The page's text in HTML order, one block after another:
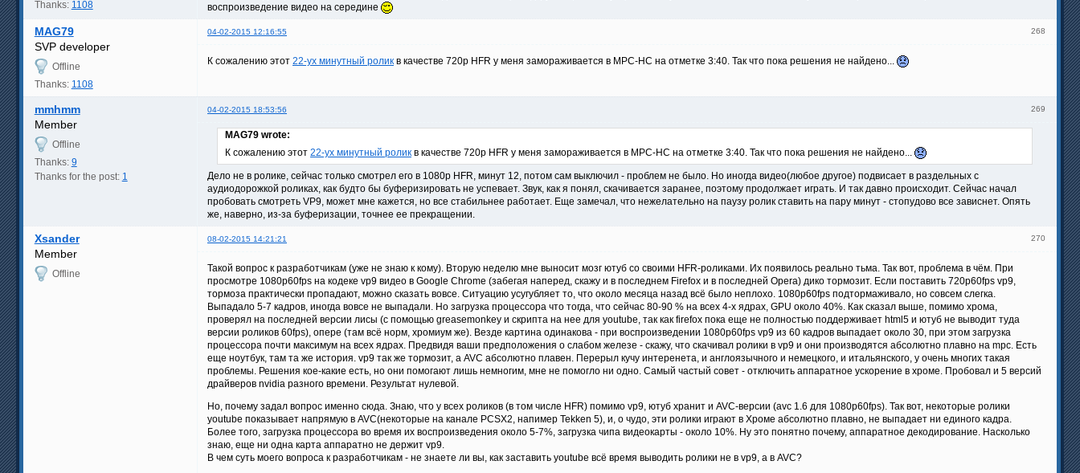
Thanks: 1108
воспроизведение видео на середине
268
MAG79 04-02-2015 12:16:55
SVP developer
Offline
Thanks: 1108
К сожалению этот 22-ух минутный ролик в качестве 720p HFR у меня замораживается в MPC-HC на отметке 3:40. Так что пока решения не найдено...
269
mmhmm 04-02-2015 18:53:56
Member
Offline
Thanks: 9
Thanks for the post: 1
MAG79 wrote:
К сожалению этот 22-ух минутный ролик в качестве 720p HFR у меня замораживается в MPC-HC на отметке 3:40. Так что пока решения не найдено...
Дело не в ролике, сейчас только смотрел его в 1080p HFR, минут 12, потом сам выключил - проблем не было. Но иногда видео(любое другое) подвисает в раздельных с
аудиодорожкой роликах, как будто бы буферизировать не успевает. Звук, как я понял, скачивается заранее, поэтому продолжает играть. И так давно происходит. Сейчас начал
пробовать смотреть VP9, может мне кажется, но все стабильнее работает. Еще замечал, что нежелательно на паузу ролик ставить на пару минут - стопудово все зависнет. Опять
же, наверно, из-за буферизации, точнее ее прекращении.
270
Xsander 08-02-2015 14:21:21
Member
Offline
Такой вопрос к разработчикам (уже не знаю к кому). Вторую неделю мне выносит мозг ютуб со своими HFR-роликами. Их появилось реально тьма. Так вот, проблема в чём. При
просмотре 1080p60fps на кодеке vp9 видео в Google Chrome (забегая наперед, скажу и в последнем Firefox и в последней Opera) дико тормозит. Если поставить 720p60fps vp9,
тормоза практически пропадают, можно сказать вовсе. Ситуацию усугубляет то, что около месяца назад всё было неплохо. 1080p60fps подтормаживало, но совсем слегка.
Выпадало 5-7 кадров, иногда вовсе не выпадали. Но загрузка процессора что тогда, что сейчас 80-90 % на всех 4-х ядрах, GPU около 40%. Как сказал выше, помимо хрома,
проверял на последней верcии лисы (с помощью greasemonkey и скрипта на нее для youtube, так как firefox пока еще не полностью поддерживает html5 и ютуб не выводит туда
версии роликов 60fps), опере (там всё норм, хромиум же). Везде картина одинакова - при воспроизведении 1080p60fps vp9 из 60 кадров выпадает около 30, при этом загрузка
процессора почти максимум на всех ядрах. Предвидя ваши предположения о слабом железе - скажу, что скачивал ролики в vp9 и они производятся абсолютно плавно на mpc. Есть
еще ноутбук, там та же история. vp9 так же тормозит, а AVC абсолютно плавен. Перерыл кучу интеренета, и англоязычного и немецкого, и итальянского, у очень многих такая
проблемы. Решения кое-какие есть, но они помогают лишь немногим, мне не помогло ни одно. Самый частый совет - отключить аппаратное ускорение в хроме. Пробовал и 5 версий
драйверов nvidia разного времени. Результат нулевой.
Но, почему задал вопрос именно сюда. Знаю, что у всех роликов (в том числе HFR) помимо vp9, ютуб хранит и AVC-версии (avc 1.6 для 1080p60fps). Так вот, некоторые ролики
youtube показывает напрямую в AVC(некоторые на канале PCSX2, напимер Tekken 5), и, о чудо, эти ролики играют в Хроме абсолютно плавно, не выпадает ни единого кадра.
Более того, загрузка процессора во время их воспроизведения около 5-7%, загрузка чипа видеокарты - около 10%. Ну это понятно почему, аппаратное декодирование. Насколько
знаю, еще ни одна карта аппаратно не держит vp9.
В чем суть моего вопроса к разработчикам - не знаете ли вы, как заставить youtube всё время выводить ролики не в vp9, а в AVC?